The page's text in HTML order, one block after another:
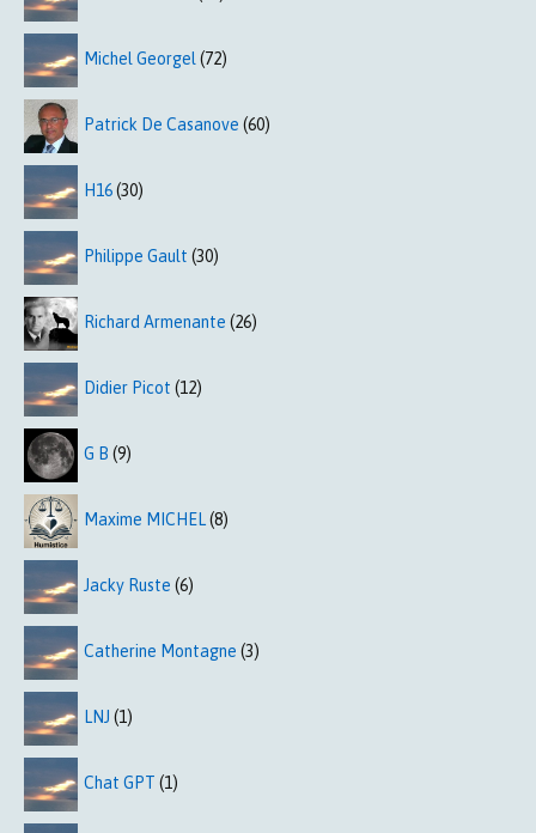
Michel Georgel (72)
Patrick De Casanove (60)
H16(30)
Philippe Gault (30)
Richard Armenante (26)
Didier Picot (12)
G B (9)
Maxime MICHEL(8)
Jacky Ruste (6)
Catherine Montagne (3)
LNJ (1)
Chat GPT (1)